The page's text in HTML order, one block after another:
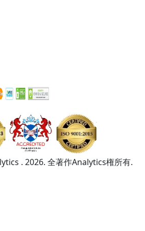
. 2026. 全著作Analytics権所有.